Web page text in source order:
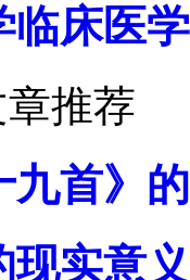
临床医
推荐
九首》
现实意